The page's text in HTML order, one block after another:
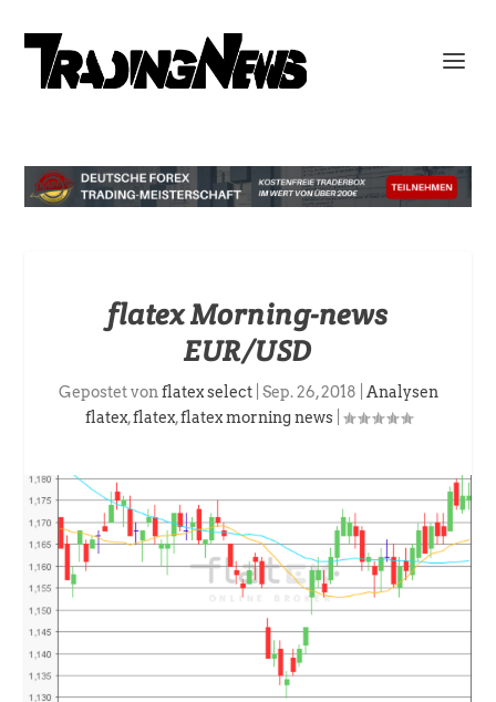
flatex Morning-news
EUR/USD
Gepostet vonflatex select| Sep. 26, 2018
Analysen
flatex,flatex,flatex morning news|